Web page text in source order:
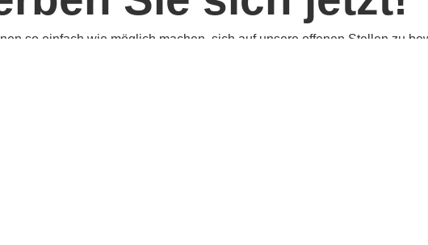
so einfach wie möglich machen, sich auf unsere offenen Stellen zu